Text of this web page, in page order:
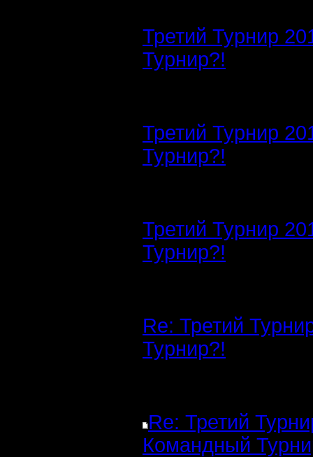
Третий Турнир
Турнир?!
Третий Турнир
Турнир?!
Третий Турнир
Турнир?!
Re: Третий
Турнир?!
Re: Третий
Командный